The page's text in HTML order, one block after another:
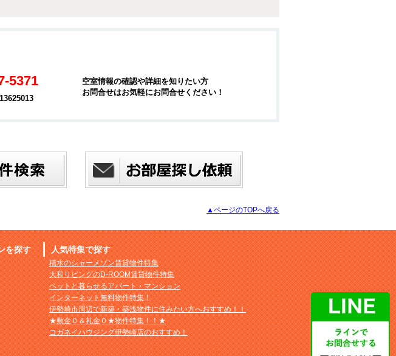
5371
13625013
空室情報の確認や詳細を知りたい方
お問合せはお気軽にお問合せください！
▲ページのTOPへ戻る
を探す 人気特集で探す
積水のシャーメゾン賃貸物件特集
大和リビングのD-ROOM賃貸物件特集
ペットと暮らせるアパート・マンション
インターネット無料物件特集！
伊勢崎市周辺で新築・築浅物件に住みたい方へおすすめ！！
★敷金０＆礼金０★物件特集！！★
コガネイハウジング伊勢崎店のおすすめ！